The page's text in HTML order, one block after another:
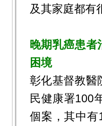
及其家庭都有
晚期乳癌患者
困境
彰化基督教醫
民健康署100
個案，其中